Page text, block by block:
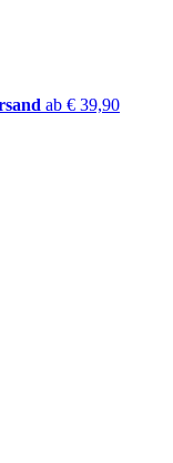
ab € 39,90